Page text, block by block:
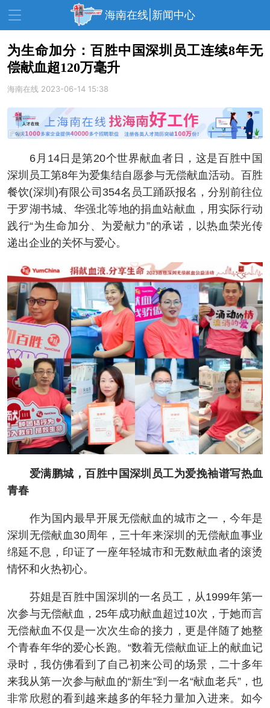
海南在线|新闻中心
资讯中心 热点
教育 健康 房产
生活 演出 活动
展会 走读海南 周末去哪儿
人才在线 天涯企服
为生命加分：百胜中国深圳员工连续8年无
偿献血超120万毫升
海南在线 2023-06-14 15:38
6月14日是第20个世界献血者日，这是百胜中国
深圳员工第8年为爱集结自愿参与无偿献血活动。百胜
餐饮(深圳)有限公司354名员工踊跃报名，分别前往位
于罗湖书城、华强北等地的捐血站献血，用实际行动
践行“为生命加分、为爱献力”的承诺，以热血荣光传
递出企业的关怀与爱心。
爱满鹏城，百胜中国深圳员工为爱挽袖谱写热血
青春
作为国内最早开展无偿献血的城市之一，今年是
深圳无偿献血30周年，三十年来深圳的无偿献血事业
绵延不息，印证了一座年轻城市和无数献血者的滚烫
情怀和火热初心。
芬姐是百胜中国深圳的一名员工，从1999年第一
次参与无偿献血，25年成功献血超过10次，于她而言
无偿献血不仅是一次次生命的接力，更是伴随了她整
个青春年华的爱心长跑。“数着无偿献血证上的献血记
录时，我仿佛看到了自己初来公司的场景，二十多年
来我从第一次参与献血的“新生”到一名“献血老兵”，也
非常欣慰的看到越来越多的年轻力量加入进来。如今